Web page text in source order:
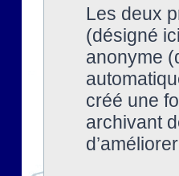
Les deux
(désigné
anonyme
créé une
archivant